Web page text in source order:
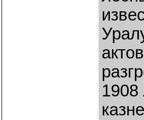
1908